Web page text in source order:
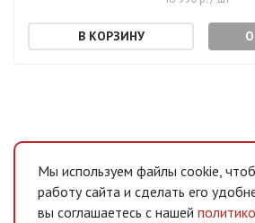
Мы используем файлы cookie,
работу сайта и сделать его
вы соглашаетесь с нашей